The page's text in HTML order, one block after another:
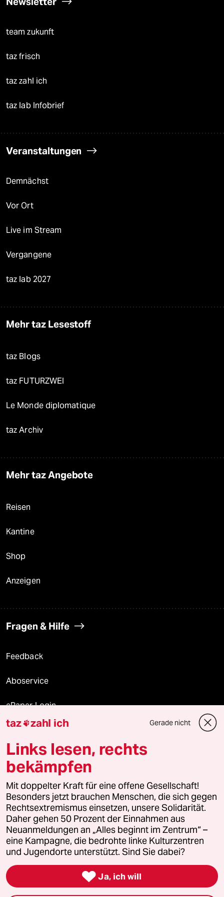
team zukunft
taz frisch
taz zahl ich
taz lab Infobrief
Veranstaltungen
Demnächst
Vor Ort
Live im Stream
Vergangene
taz lab 2027
Mehr taz Lesestoff
taz Blogs
taz FUTURZWEI
Le Monde diplomatique
taz Archiv
Mehr taz Angebote
Reisen
Kantine
Shop
Anzeigen
Fragen & Hilfe
Feedback
Aboservice
ePaper Login
Downloads für Abonnierende
© 2026 taz Verlags und Vertriebs GmbH
Alle Rechte vorbehalten. Bei rechtlichen Fragen oder für Genehmigungen
wenden Sie sich bitte an lizenzen@taz.de
Feedback Redaktionsstatut Kommune-Richtlinien
Leitlinie Informant Datenschutz Impressum AGB
Seitenwende Einwilligungen widerrufen (Ads)
taz zahl ich Gerade nicht
Links lesen, rechts
bekämpfen
Mit doppelter Kraft für eine offene Gesellschaft!
Besonders jetzt brauchen Menschen, die sich gegen
Rechtsextremismus einsetzen, unsere Solidarität.
Daher gehen 50 Prozent der Einnahmen aus
Neuanmeldungen an „Alles beginnt im Zentrum“ –
eine Kampagne, die bedrohte linke Kulturzentren
und Jugendorte unterstützt. Sind Sie dabei?
 Ja, ich will